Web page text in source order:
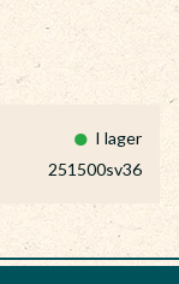
I lager
251500sv36